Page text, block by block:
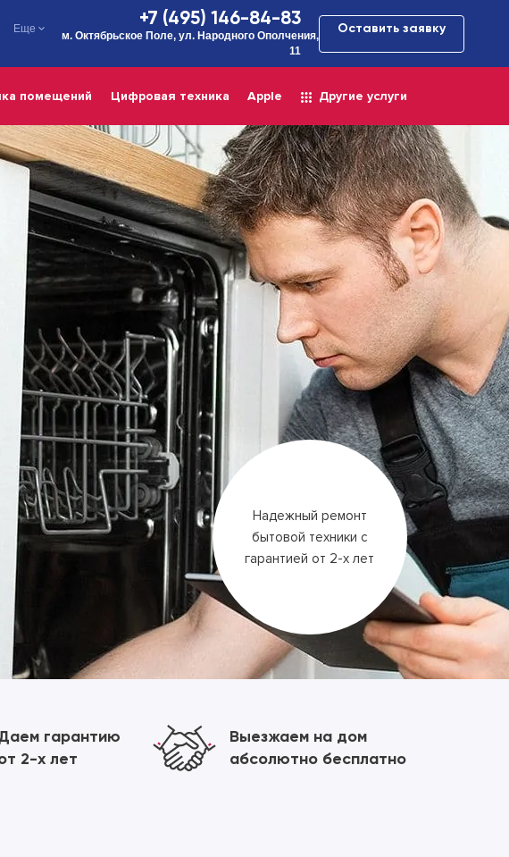
Еще +7 (495) 146-84-83
м. Октябрьское Поле, ул. Народного Ополчения,
11
Оставить заявку
помещений Цифровая техника Apple Другие услуги
Надежный ремонт
бытовой техники с
гарантией от 2-х лет
гарантию
2-х лет
Выезжаем на дом
абсолютно бесплатно